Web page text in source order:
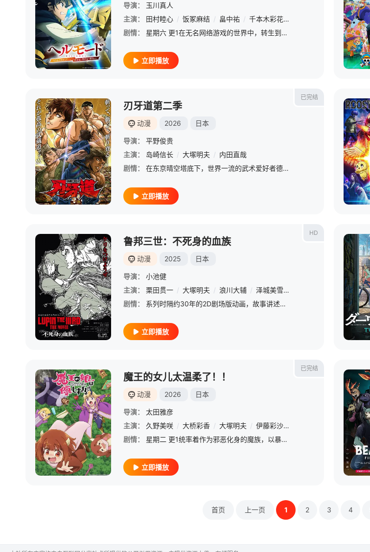
导演：
玉川真人
主演：
田村睦心 / 饭冢麻结 / 畠中祐 / 千本木彩花 / 大原沙耶香 /
剧情：
星期六 更1在无名网络游戏的世界中，转生到最高难度“地狱模式”的前废人玩家少年亚莲。没有攻略本，没有论坛。连练级都是赌上性命——面对如此绝望的环境，他身为玩家的本能却为之雀跃。 &amp;nbsp; &amp;nbs
立即播放
已完结
刃牙道第二季
动漫 2026 日本
导演：
平野俊贵
主演：
岛崎信长 / 大塚明夫 / 内田直哉
剧情：
在东京晴空塔底下，世界一流的武术爱好者德川光成设置了一个研究实验室，进行禁忌实验。 &amp;nbsp; &amp;nbsp; &amp;nbsp; &amp;nbsp; &amp;nbsp; &amp;nbsp; &amp;nbsp; &amp;nbsp; &amp;n
立即播放
HD
鲁邦三世：不死身的血族
动漫 2025 日本
导演：
小池健
主演：
栗田贯一 / 大塚明夫 / 浪川大辅 / 泽城美雪 /
剧情：
系列时隔约30年的2D剧场版动画，故事讲述鲁邦三世为夺取地图上未标注的神秘岛屿中沉睡的巨额宝藏，直面生涯最大考验
立即播放
已完结
魔王的女儿太温柔了！！
动漫 2026 日本
导演：
太田雅彦
主演：
久野美咲 / 大桥彩香 / 大塚明夫 / 伊藤彩沙 / 三瓶由布子 /
剧情：
星期二 更1统率着作为邪恶化身的魔族，以暴力与权力不断侵略世界的魔王阿里曼。然而，这位魔王不知为何突然停止了所有的侵略行为！魔界最强的魔王停止侵略的理由……竟然是——魔王家的女儿瞳也太温柔了吧！！ &amp;
立即播放
首页 上一页 1 2 3 4